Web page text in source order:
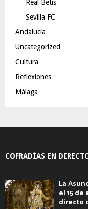
Real Betis
Sevilla FC
Andalucía
Uncategorized
Cultura
Reflexiones
Málaga
COFRADÍAS EN
La
el 15
directo